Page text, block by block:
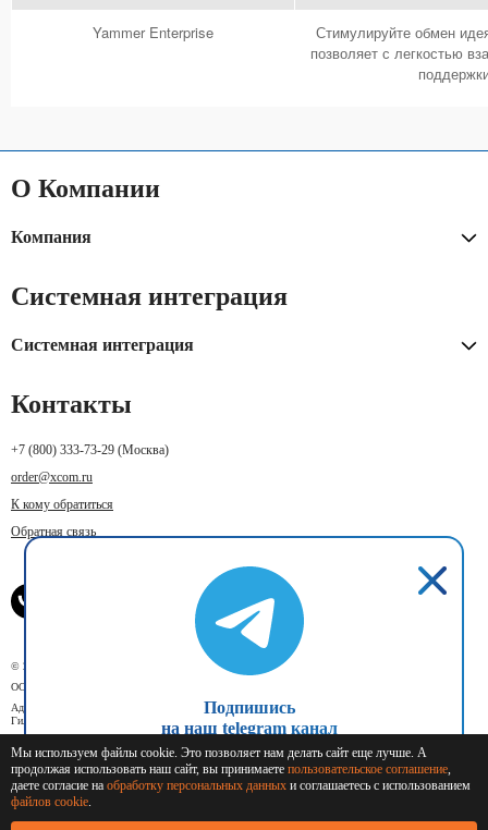
Yammer Enterprise
Стимулируйте обмен
позволяет с легкостью
О Компании
Компания
Системная интеграция
Системная интеграция
Контакты
+7 (800) 333-73-29 (Москва)
order@xcom.ru
К кому обратиться
Обратная связь
© 2018–2026 X-Com. Все права защищены.
ООО "М-инвест"
Адрес юридического лица: 129110, г. Москва, вн. тер. г. муниципальный округ Мещанский, ул.
Гиляровского, д. 36, стр. 1А, помещ. 1П
Пользовательское соглашение
Политика конфиденциальности
Антикоррупционная политика
Подпишись
на наш telegram канал
Подписаться
Мы используем файлы cookie. Это позволяет нам делать сайт еще лучше. А
продолжая использовать наш сайт, вы принимаете пользовательское соглашение,
даете согласие на обработку персональных данных и соглашаетесь с использованием
файлов cookie.